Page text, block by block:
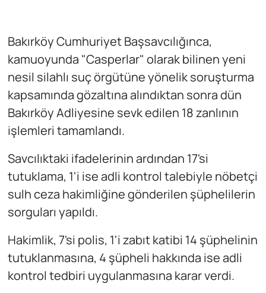
Bakırköy Cumhuriyet Başsavcılığınca,
kamuoyunda "Casperlar" olarak bilinen yeni
nesil silahlı suç örgütüne yönelik soruşturma
kapsamında gözaltına alındıktan sonra dün
Bakırköy Adliyesine sevk edilen 18 zanlının
işlemleri tamamlandı.
Savcılıktaki ifadelerinin ardından 17'si
tutuklama, 1'i ise adli kontrol talebiyle nöbetçi
sulh ceza hakimliğine gönderilen şüphelilerin
sorguları yapıldı.
Hakimlik, 7'si polis, 1'i zabıt katibi 14 şüphelinin
tutuklanmasına, 4 şüpheli hakkında ise adli
kontrol tedbiri uygulanmasına karar verdi.